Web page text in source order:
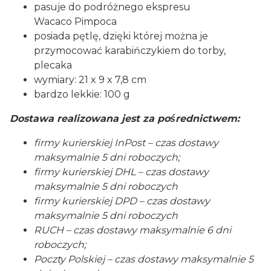
pasuje do podróżnego ekspresu
Wacaco Pimpoca
posiada pętlę, dzięki której można je
przymocować karabińczykiem do torby,
plecaka
wymiary: 21 x 9 x 7,8 cm
bardzo lekkie: 100 g
Dostawa realizowana jest za pośrednictwem:
firmy kurierskiej InPost – czas dostawy
maksymalnie 5 dni roboczych;
firmy kurierskiej DHL – czas dostawy
maksymalnie 5 dni roboczych
firmy kurierskiej DPD – czas dostawy
maksymalnie 5 dni roboczych
RUCH – czas dostawy maksymalnie 6 dni
roboczych;
Poczty Polskiej – czas dostawy maksymalnie 5